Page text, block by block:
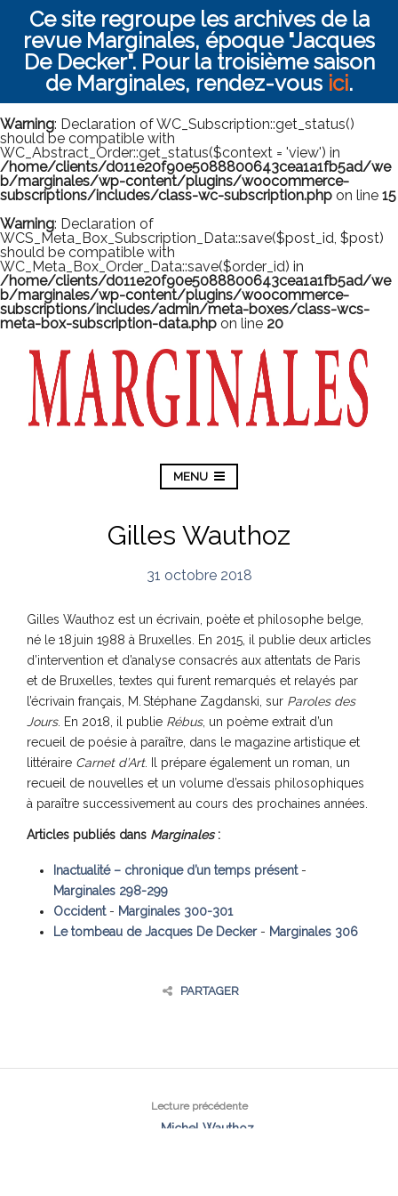
Ce site regroupe les archives de la
revue Marginales, époque "Jacques
De Decker". Pour la troisième saison
de Marginales, rendez-vous ici.
Warning: Declaration of WC_Subscription::get_status()
should be compatible with
WC_Abstract_Order::get_status($context = 'view') in
/home/clients/d011e20f90e5088800643cea1a1fb5ad/we
b/marginales/wp-content/plugins/woocommerce-
subscriptions/includes/class-wc-subscription.php on line 15
Warning: Declaration of
WCS_Meta_Box_Subscription_Data::save($post_id, $post)
should be compatible with
WC_Meta_Box_Order_Data::save($order_id) in
/home/clients/d011e20f90e5088800643cea1a1fb5ad/we
b/marginales/wp-content/plugins/woocommerce-
subscriptions/includes/admin/meta-boxes/class-wcs-
meta-box-subscription-data.php on line 20
MENU
Gilles Wauthoz
31 octobre 2018
Gilles Wauthoz est un écrivain, poète et philosophe belge,
né le 18 juin 1988 à Bruxelles. En 2015, il publie deux articles
d’intervention et d’analyse consacrés aux attentats de Paris
et de Bruxelles, textes qui furent remarqués et relayés par
l’écrivain français, M. Stéphane Zagdanski, sur Paroles des
Jours. En 2018, il publie Rébus, un poème extrait d’un
recueil de poésie à paraître, dans le magazine artistique et
littéraire Carnet d’Art. Il prépare également un roman, un
recueil de nouvelles et un volume d’essais philosophiques
à paraître successivement au cours des prochaines années.
Articles publiés dans Marginales:
Inactualité – chronique d’un temps présent-
Marginales 298-299
Occident- Marginales 300-301
Le tombeau de Jacques De Decker- Marginales 306
PARTAGER
Lecture précédente
← Michel Wauthoz